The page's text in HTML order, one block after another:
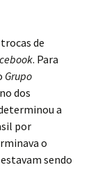
de
. Para
Grupo
dos
a
por
o
sendo